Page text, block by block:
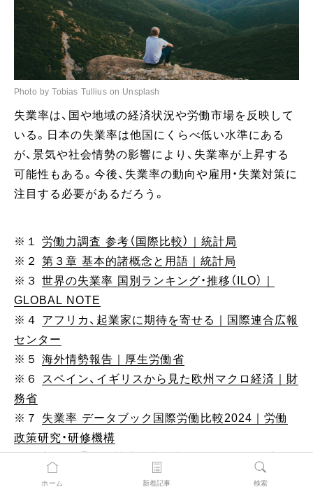
Photo by Tobias Tullius on Unsplash
失業率は、国や地域の経済状況や労働市場を反映して
いる。日本の失業率は他国にくらべ低い水準にある
が、景気や社会情勢の影響により、失業率が上昇する
可能性もある。今後、失業率の動向や雇用・失業対策に
注目する必要があるだろう。
※１ 労働力調査 参考（国際比較）｜統計局
※２ 第３章 基本的諸概念と用語｜統計局
※３ 世界の失業率 国別ランキング・推移（ILO）｜
GLOBAL NOTE
※４ アフリカ、起業家に期待を寄せる｜国際連合広報
センター
※５ 海外情勢報告｜厚生労働省
※６
スペイン、イギリスから見た欧州マクロ経済｜財
務省
※７ 失業率 データブック国際労働比較2024｜労働
政策研究・研修機構
取引業協会
ホーム 新着記事 検索